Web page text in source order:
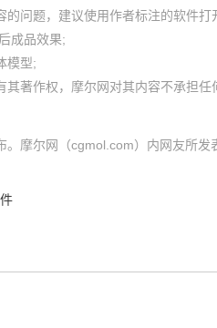
问题，建议使用作者标注的软件打
成品效果;
模型;
摩尔网（cgmol.com）内网友所